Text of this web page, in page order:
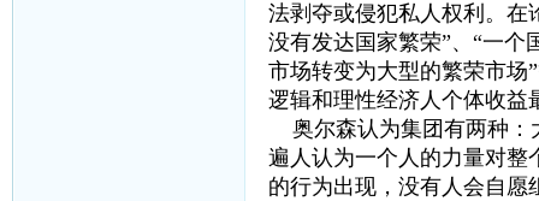
法剥夺或侵犯私人权利。在
没有发达国家繁荣”、“一
市场转变为大型的繁荣市场
逻辑和理性经济人个体收益
奥尔森认为集团有两种：
遍人认为一个人的力量对整
的行为出现，没有人会自愿